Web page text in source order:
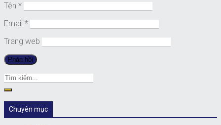
Tên *
Email *
Trang web
Chuyên mục